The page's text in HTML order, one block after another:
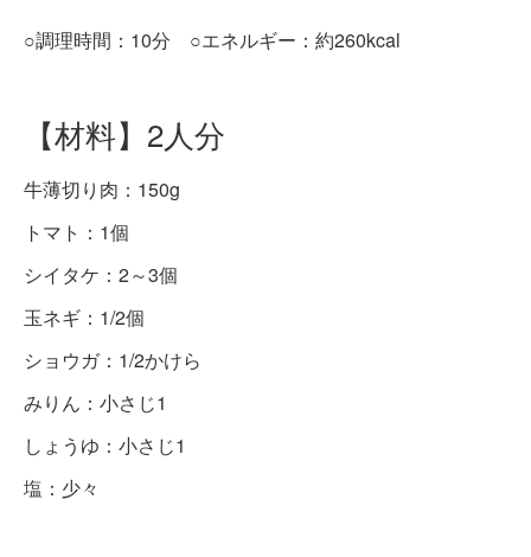
○調理時間：10分 ○エネルギー：約260kcal
【材料】2人分
牛薄切り肉：150g
トマト：1個
シイタケ：2～3個
玉ネギ：1/2個
ショウガ：1/2かけら
みりん：小さじ1
しょうゆ：小さじ1
塩：少々